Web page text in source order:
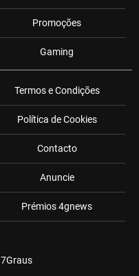
Promoções
Gaming
Termos e Condições
Política de Cookies
Contacto
Anuncie
Prémios 4gnews
7Graus